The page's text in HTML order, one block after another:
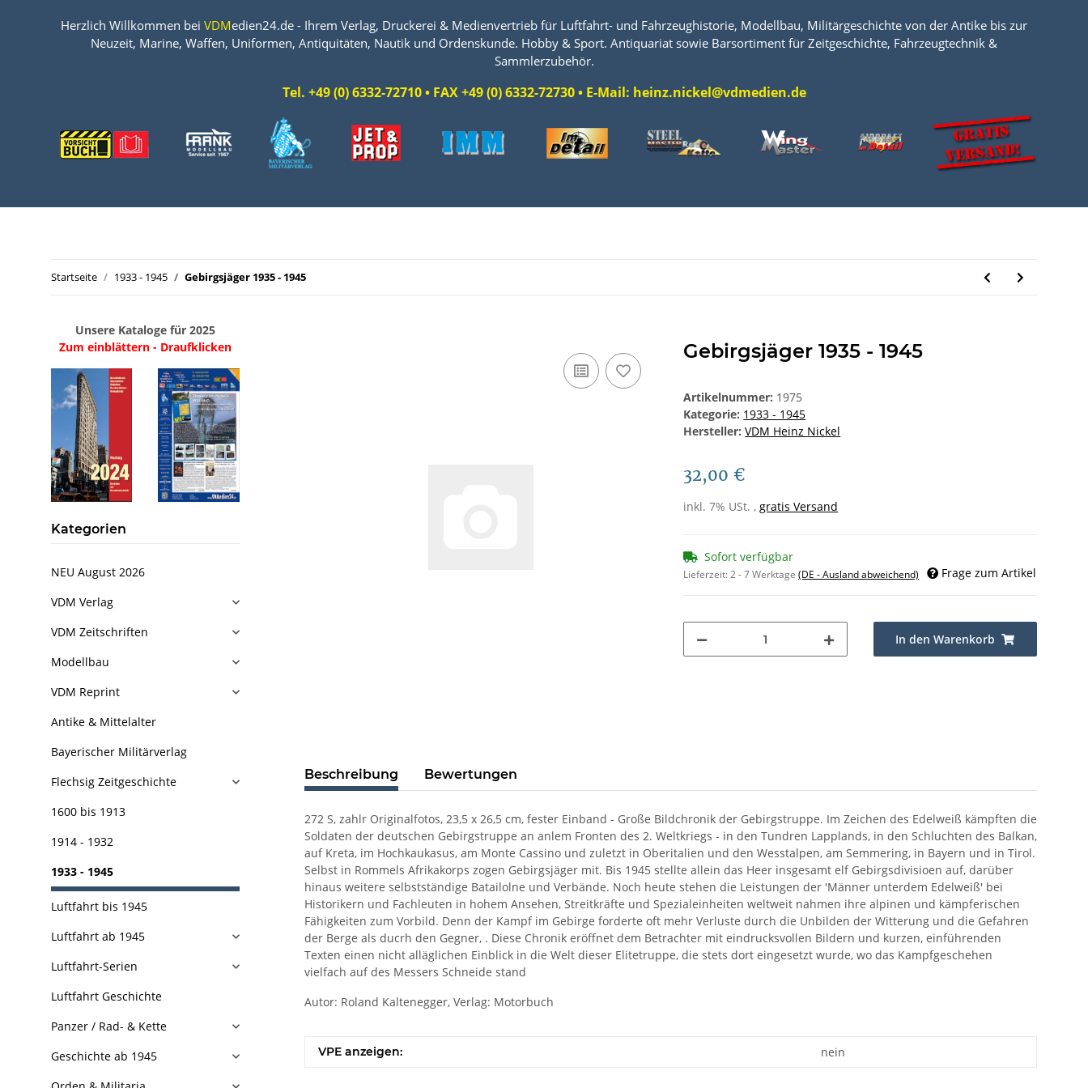
Herzlich Willkommen bei VDMedien24.de - Ihrem Verlag, Druckerei & Medienvertrieb für Luftfahrt- und Fahrzeughistorie, Modellbau, Militärgeschichte von der Antike bis zur
Neuzeit, Marine, Waffen, Uniformen, Antiquitäten, Nautik und Ordenskunde. Hobby & Sport. Antiquariat sowie Barsortiment für Zeitgeschichte, Fahrzeugtechnik &
Sammlerzubehör.
Tel. +49 (0) 6332-72710 • FAX +49 (0) 6332-72730 • E-Mail: heinz.nickel@vdmedien.de
Startseite 1933 - 1945 Gebirgsjäger 1935 - 1945
Gebirgsjäger 1935 - 1945
Artikelnummer: 1975
Kategorie: 1933 - 1945
Hersteller: VDM Heinz Nickel
32,00 €
inkl. 7% USt. ,gratis Versand
Sofort verfügbar
Lieferzeit:2 - 7 Werktage(DE - Ausland abweichend) Frage zum Artikel
In den Warenkorb
Beschreibung Bewertungen
272 S, zahlr Originalfotos, 23,5 x 26,5 cm, fester Einband - Große Bildchronik der Gebirgstruppe. Im Zeichen des Edelweiß kämpften die
Soldaten der deutschen Gebirgstruppe an anlem Fronten des 2. Weltkriegs - in den Tundren Lapplands, in den Schluchten des Balkan,
auf Kreta, im Hochkaukasus, am Monte Cassino und zuletzt in Oberitalien und den Wesstalpen, am Semmering, in Bayern und in Tirol.
Selbst in Rommels Afrikakorps zogen Gebirgsjäger mit. Bis 1945 stellte allein das Heer insgesamt elf Gebirgsdivisioen auf, darüber
hinaus weitere selbstständige Batailolne und Verbände. Noch heute stehen die Leistungen der 'Männer unterdem Edelweiß' bei
Historikern und Fachleuten in hohem Ansehen, Streitkräfte und Spezialeinheiten weltweit nahmen ihre alpinen und kämpferischen
Fähigkeiten zum Vorbild. Denn der Kampf im Gebirge forderte oft mehr Verluste durch die Unbilden der Witterung und die Gefahren
der Berge als ducrh den Gegner, . Diese Chronik eröffnet dem Betrachter mit eindrucksvollen Bildern und kurzen, einführenden
Texten einen nicht alläglichen Einblick in die Welt dieser Elitetruppe, die stets dort eingesetzt wurde, wo das Kampfgeschehen
vielfach auf des Messers Schneide stand
Autor: Roland Kaltenegger, Verlag: Motorbuch
VPE anzeigen: nein
Unsere Kataloge für 2025
Zum einblättern - Draufklicken
Kategorien
NEU August 2026
VDM Verlag
VDM Zeitschriften
Modellbau
VDM Reprint
Antike & Mittelalter
Bayerischer Militärverlag
Flechsig Zeitgeschichte
1600 bis 1913
1914 - 1932
1933 - 1945
Luftfahrt bis 1945
Luftfahrt ab 1945
Luftfahrt-Serien
Luftfahrt Geschichte
Panzer / Rad- & Kette
Geschichte ab 1945